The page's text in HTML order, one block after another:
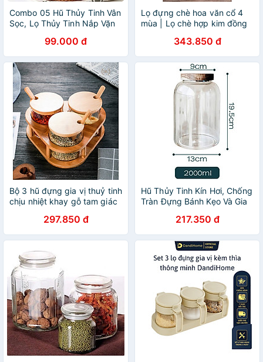
Combo 05 Hũ Thủy Tinh Vân
Sọc, Lọ Thủy Tinh Nắp Vặn
900ml - HÀNG CHÍNH HÃNG
MINIIN
99.000 đ
Lọ đựng chè hoa văn cổ 4
mùa | Lọ chè hợp kim đồng
SIZE TO | LỌ TRÀ TỨ QUÝ
343.850 đ
Bộ 3 hũ đựng gia vị thuỷ tinh
chịu nhiệt khay gỗ tam giác
297.850 đ
Hũ Thủy Tinh Kín Hơi, Chống
Tràn Đựng Bánh Kẹo Và Gia
THỦY TINH NẮP GỖ TRE
217.350 đ